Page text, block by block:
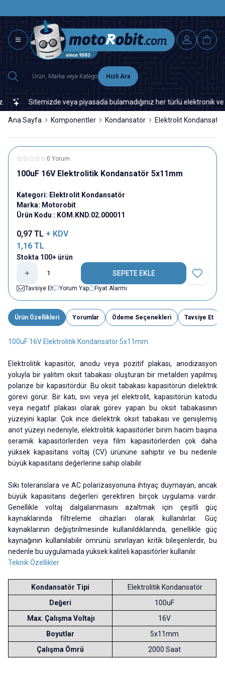
Hızlı Ara
Sitemizde veya piyasada bulamadığınız her türlü elektronik ve
Ana Sayfa Komponentler Kondansatör Elektrolit Kondansatör
0 Yorum
100uF 16V Elektrolitik Kondansatör 5x11mm
Kategori: Elektrolit Kondansatör
Marka: Motorobit
Ürün Kodu : KOM.KND.02.000011
0,97 TL + KDV
1,16 TL
Stokta 100+ ürün
SEPETE EKLE
Favoriye
Tavsiye Et
Yorum Yap Fiyat Alarmı
Ürün Özellikleri Yorumlar Ödeme Seçenekleri Tavsiye Et
100uF 16V Elektrolitik Kondansatör 5x11mm
Elektrolitik kapasitör, anodu veya pozitif plakası, anodizasyon
yoluyla bir yalıtım oksit tabakası oluşturan bir metalden yapılmış
polarize bir kapasitördür. Bu oksit tabakası kapasitörün dielektrik
görevi görür. Bir katı, sıvı veya jel elektrolit, kapasitörün katodu
veya negatif plakası olarak görev yapan bu oksit tabakasının
yüzeyini kaplar. Çok ince dielektrik oksit tabakası ve genişlemiş
anot yüzeyi nedeniyle, elektrolitik kapasitörler birim hacim başına
seramik kapasitörlerden veya film kapasitörlerden çok daha
yüksek kapasitans voltaj (CV) ürününe sahiptir ve bu nedenle
büyük kapasitans değerlerine sahip olabilir.
Sıkı toleranslara ve AC polarizasyonuna ihtiyaç duymayan, ancak
büyük kapasitans değerleri gerektiren birçok uygulama vardır.
Genellikle voltaj dalgalanmasını azaltmak için çeşitli güç
kaynaklarında filtreleme cihazları olarak kullanılırlar. Güç
kaynaklarının değiştirilmesinde kullanıldıklarında, genellikle güç
kaynağının kullanılabilir ömrünü sınırlayan kritik bileşenlerdir, bu
nedenle bu uygulamada yüksek kaliteli kapasitörler kullanılır.
Teknik Özellikler
Kondansatör Tipi
Elektrolitik Kondansatör
Değeri
100uF
Max. Çalışma Voltajı
16V
Boyutlar
5x11mm
Çalışma Ömrü
2000 Saat